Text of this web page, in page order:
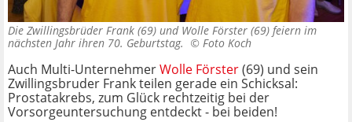
Die Zwillingsbrüder Frank (69) und Wolle Förster (69) feiern im
nächsten Jahr ihren 70. Geburtstag. © Foto Koch
Auch Multi-UnternehmerWolle Förster(69) und sein
Zwillingsbruder Frank teilen gerade ein Schicksal:
Prostatakrebs, zum Glück rechtzeitig bei der
Vorsorgeuntersuchung entdeckt - bei beiden!